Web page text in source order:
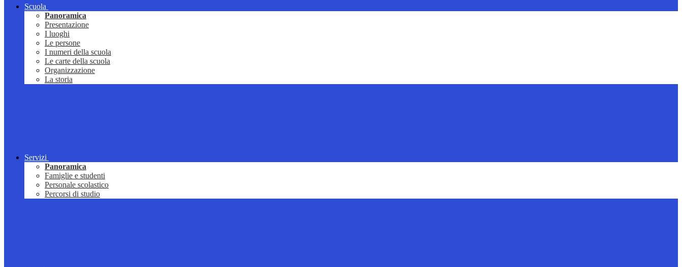
Scuola
Panoramica
Presentazione
I luoghi
Le persone
I numeri della scuola
Le carte della scuola
Organizzazione
La storia
Servizi
Panoramica
Famiglie e studenti
Personale scolastico
Percorsi di studio